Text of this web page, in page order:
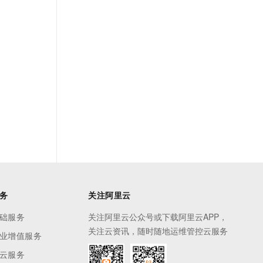
服务
增值服务
服务
关注阿里云
关注阿里云公众号或下载阿里云APP，
关注云资讯，随时随地运维管控云服务